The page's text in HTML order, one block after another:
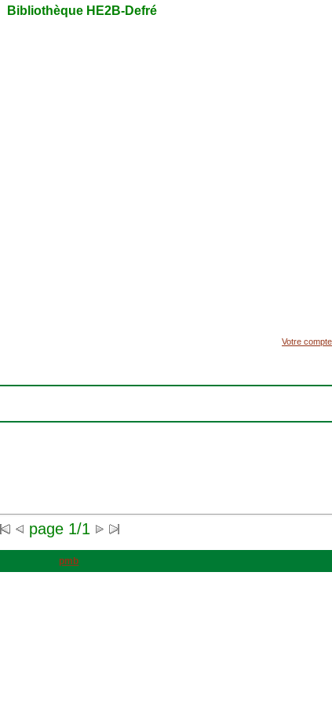
Votre compte
page 1/1
pmb
Bibliothèque HE2B-Defré